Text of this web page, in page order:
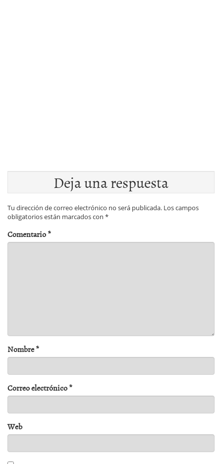
Deja una respuesta
Tu dirección de correo electrónico no será publicada. Los campos
obligatorios están marcados con *
Comentario*
Nombre*
Correo electrónico*
Web